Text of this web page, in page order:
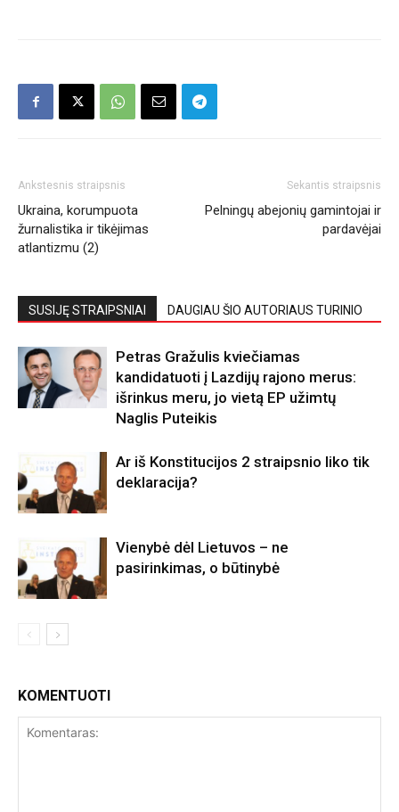
Ankstesnis straipsnis
Ukraina, korumpuota
žurnalistika ir tikėjimas
atlantizmu (2)
Sekantis straipsnis
Pelningų abejonių gamintojai ir
pardavėjai
SUSIJĘ STRAIPSNIAI DAUGIAU ŠIO AUTORIAUS TURINIO
Petras Gražulis kviečiamas
kandidatuoti į Lazdijų rajono merus:
išrinkus meru, jo vietą EP užimtų
Naglis Puteikis
Ar iš Konstitucijos 2 straipsnio liko tik
deklaracija?
Vienybė dėl Lietuvos – ne
pasirinkimas, o būtinybė
KOMENTUOTI